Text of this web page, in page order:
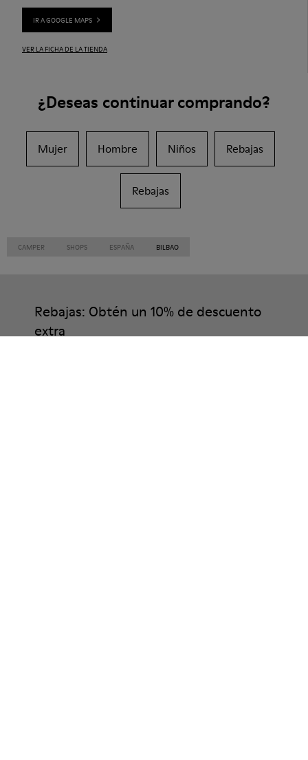
IR A GOOGLE MAPS
VER LA FICHA DE LA TIENDA
¿Deseas continuar comprando?
Mujer Hombre Niños Rebajas
Rebajas
CAMPER SHOPS ESPAÑA BILBAO
Rebajas: Obtén un 10% de descuento
extra